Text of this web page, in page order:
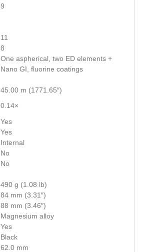
9
11
8
One aspherical, two ED elements +
Nano GI, fluorine coatings
45.00 m (1771.65″)
0.14×
Yes
Yes
Internal
No
No
490 g (1.08 lb)
84 mm (3.31″)
88 mm (3.46″)
Magnesium alloy
Yes
Black
62.0 mm